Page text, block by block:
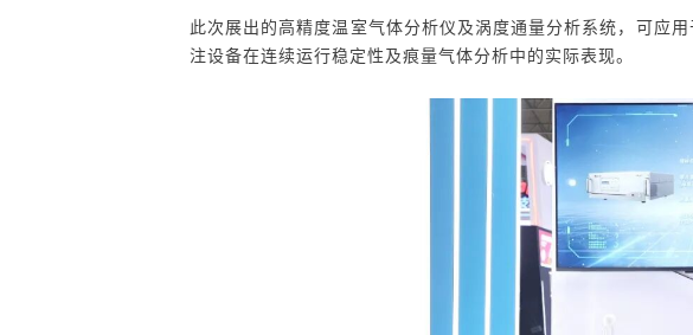
此次展出的高精度温室气体分析仪及涡度通量分析系统，可应用
注设备在连续运行稳定性及痕量气体分析中的实际表现。